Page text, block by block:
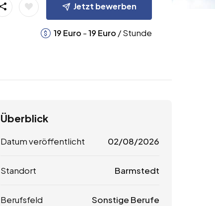
Jetzt bewerben
19 Euro -19 Euro / Stunde
Überblick
Datum veröffentlicht 02/08/2026
Standort Barmstedt
Berufsfeld Sonstige Berufe